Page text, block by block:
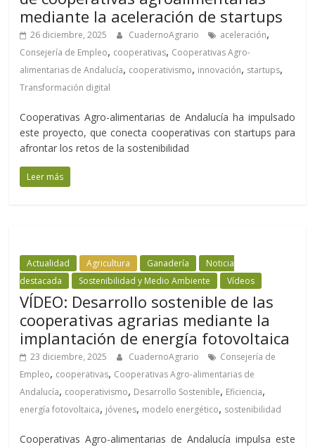
mediante la aceleración de startups
26 diciembre, 2025 CuadernoAgrario aceleración,
Consejería de Empleo, cooperativas, Cooperativas Agro-
alimentarias de Andalucía, cooperativismo, innovación, startups,
Transformación digital
Cooperativas Agro-alimentarias de Andalucía ha impulsado
este proyecto, que conecta cooperativas con startups para
afrontar los retos de la sostenibilidad
Leer más
Actualidad Agricultura Ganadería
Noticia
destacada
Sostenibilidad y Medio Ambiente Vídeos
VÍDEO: Desarrollo sostenible de las
cooperativas agrarias mediante la
implantación de energía fotovoltaica
23 diciembre, 2025 CuadernoAgrario
Consejería de
Empleo, cooperativas, Cooperativas Agro-alimentarias de
Andalucía, cooperativismo, Desarrollo Sostenible, Eficiencia,
energía fotovoltaica, jóvenes, modelo energético, sostenibilidad
Cooperativas Agro-alimentarias de Andalucía impulsa este